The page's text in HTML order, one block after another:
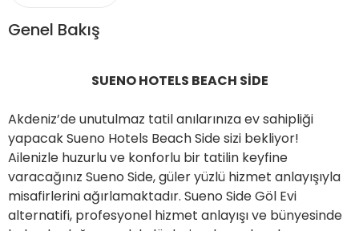
Genel Bakış
SUENO HOTELS BEACH SİDE
Akdeniz’de unutulmaz tatil anılarınıza ev sahipliği
yapacak Sueno Hotels Beach Side sizi bekliyor!
Ailenizle huzurlu ve konforlu bir tatilin keyfine
varacağınız Sueno Side, güler yüzlü hizmet anlayışıyla
misafirlerini ağırlamaktadır. Sueno Side Göl Evi
alternatifi, profesyonel hizmet anlayışı ve bünyesinde